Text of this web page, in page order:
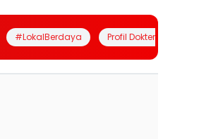
#LokalBerdaya Profil Dokter